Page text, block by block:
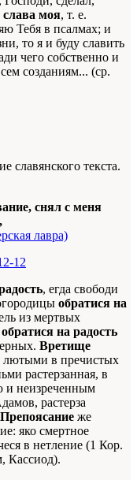
слава моя, т. е.
Тебя в псалмах; и
то я и буду славить
чего собственно и
созданиям... (ср.
славянского текста.
снял с меня
лавра)
12
, егда свободи
обратися на
из мертвых
обратися на радость
Вретище
лютыми в пречистых
растерзанная, в
и неизреченным
растерза
Препоясание же
яко смертное
в нетление (1 Кор.
Кассиод).